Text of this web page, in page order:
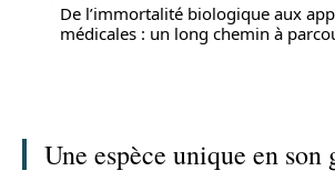
De l’immortalité biologique aux
médicales : un long chemin à
Une espèce unique en son